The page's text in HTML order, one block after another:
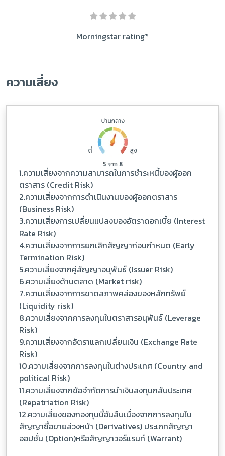
Morningstar rating*
ความเสี่ยง
1.ความเสี่ยงจากความสามารถในการชำระหนี้ของผู้ออก
ตราสาร (Credit Risk)
2.ความเสี่ยงจากการดำเนินงานของผู้ออกตราสาร
(Business Risk)
3.ความเสี่ยงการเปลี่ยนแปลงของอัตราดอกเบี้ย (Interest
Rate Risk)
4.ความเสี่ยงจากการยกเลิกสัญญาก่อนกำหนด (Early
Termination Risk)
5.ความเสี่ยงจากคู่สัญญาอนุพันธ์ (Issuer Risk)
6.ความเสี่ยงด้านตลาด (Market risk)
7.ความเสี่ยงจากการขาดสภาพคล่องของหลักทรัพย์
(Liquidity risk)
8.ความเสี่ยงจากการลงทุนในตราสารอนุพันธ์ (Leverage
Risk)
9.ความเสี่ยงจากอัตราแลกเปลี่ยนเงิน (Exchange Rate
Risk)
10.ความเสี่ยงจากการลงทุนในต่างประเทศ (Country and
political Risk)
11.ความเสี่ยงจากข้อจำกัดการนำเงินลงทุนกลับประเทศ
(Repatriation Risk)
12.ความเสี่ยงของกองทุนนี้อันสืบเนื่องจากการลงทุนใน
สัญญาซื้อขายล่วงหน้า (Derivatives) ประเภทสัญญา
ออปชั่น (Option)หรือสัญญาวอร์แรนท์ (Warrant)